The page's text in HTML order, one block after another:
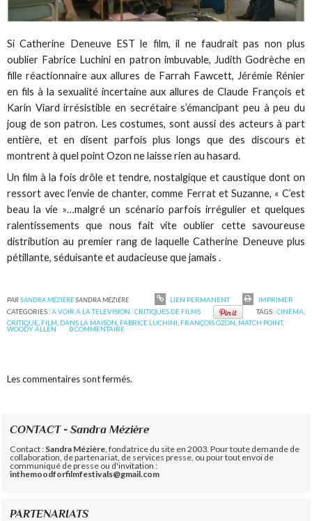
Si Catherine Deneuve EST le film, il ne faudrait pas non plus
oublier Fabrice Luchini en patron imbuvable, Judith Godrèche en
fille réactionnaire aux allures de Farrah Fawcett, Jérémie Rénier
en fils à la sexualité incertaine aux allures de Claude François et
Karin Viard irrésistible en secrétaire s’émancipant peu à peu du
joug de son patron. Les costumes, sont aussi des acteurs à part
entière, et en disent parfois plus longs que des discours et
montrent à quel point Ozon ne laisse rien au hasard.
Un film à la fois drôle et tendre, nostalgique et caustique dont on
ressort avec l’envie de chanter, comme Ferrat et Suzanne, « C’est
beau la vie »…malgré un scénario parfois irrégulier et quelques
ralentissements que nous fait vite oublier cette savoureuse
distribution au premier rang de laquelle Catherine Deneuve plus
pétillante, séduisante et audacieuse que jamais .
PARSANDRA MÉZIÈRESANDRA MÉZIÈRE LIEN PERMANENT
IMPRIMER
CATÉGORIES :A VOIR A LA TELEVISION : CRITIQUES DE FILMS TAGS :CINÉMA
CRITIQUE FILM DANS LA MAISON FABRICE LUCHINI FRANÇOIS OZON MATCH POINT,
WOODY ALLEN 0COMMENTAIRE
Les commentaires sont fermés.
CONTACT - Sandra Mézière
Contact : Sandra Mézière , fondatrice du site en 2003. Pour toute demande de
collaboration, de partenariat, de services presse, ou pour tout envoi de
communiqué de presse ou d'invitation :
inthemoodforfilmfestivals@gmail.com
PARTENARIATS